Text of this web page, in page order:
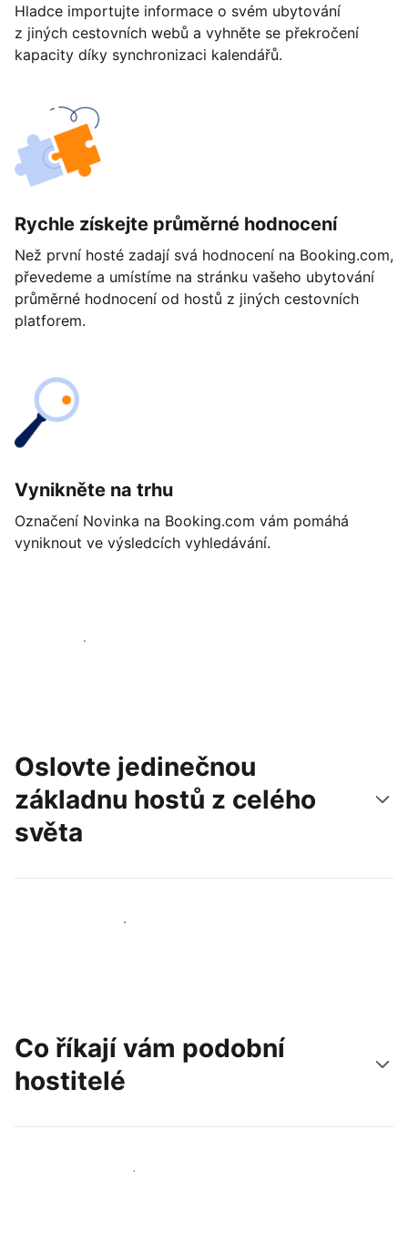
Hladce importujte informace o svém ubytování
z jiných cestovních webů a vyhněte se překročení
kapacity díky synchronizaci kalendářů.
Rychle získejte průměrné hodnocení
Než první hosté zadají svá hodnocení na Booking.com,
převedeme a umístíme na stránku vašeho ubytování
průměrné hodnocení od hostů z jiných cestovních
platforem.
Vynikněte na trhu
Označení Novinka na Booking.com vám pomáhá
vyniknout ve výsledcích vyhledávání.
Začít ještě dnes
Oslovte jedinečnou
základnu hostů z celého
světa
Oslovit nové hosty už dnes
Co říkají vám podobní
hostitelé
Připojit se k dalším hostitelům